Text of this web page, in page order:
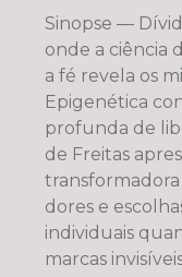
Sinopse — Dívida
onde a ciência
a fé revela os
Epigenética
profunda de
de Freitas
transformadora
dores e
individuais
marcas